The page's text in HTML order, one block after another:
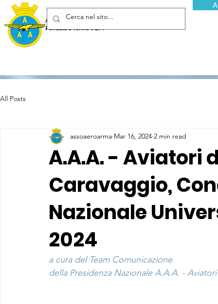
Associazione Arma Aeronautica - Aviatori d'Italia ETS
Fondata a Torino il 29 febbraio 1952
All Posts
A.A.A. - Aviatori
Caravaggio,
Nazionale
2024
assoaeroarma Mar 16, 2024 2 min read
a cura del Team Comunicazione
della Presidenza Nazionale A.A.A. - Aviatori